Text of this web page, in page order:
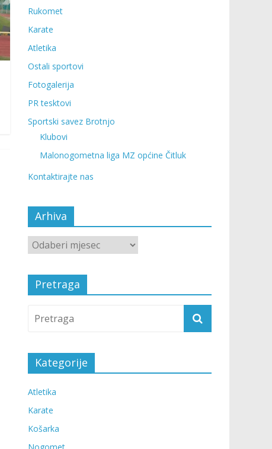
Rukomet
Karate
Atletika
Ostali sportovi
Fotogalerija
PR tesktovi
Sportski savez Brotnjo
Klubovi
Malonogometna liga MZ općine Čitluk
Kontaktirajte nas
Arhiva
Pretraga
Kategorije
Atletika
Karate
Košarka